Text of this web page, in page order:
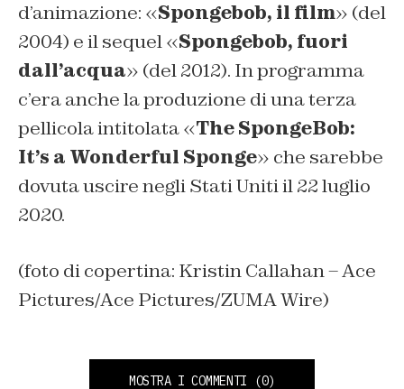
d’animazione: «Spongebob, il film» (del
2004) e il sequel «Spongebob, fuori
dall’acqua» (del 2012). In programma
c’era anche la produzione di una terza
pellicola intitolata «The SpongeBob:
It’s a Wonderful Sponge» che sarebbe
dovuta uscire negli Stati Uniti il 22 luglio
2020.
(foto di copertina: Kristin Callahan – Ace
Pictures/Ace Pictures/ZUMA Wire)
MOSTRA I COMMENTI (0)